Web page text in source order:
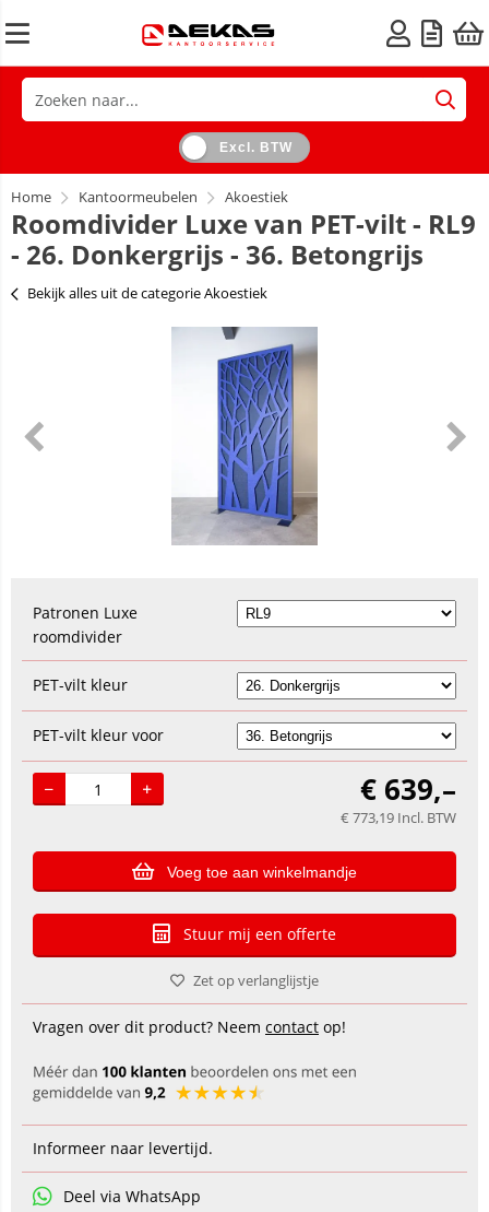
Excl. BTW
Home Kantoormeubelen Akoestiek
Roomdivider Luxe van PET-vilt - RL9
- 26. Donkergrijs - 36. Betongrijs
Bekijk alles uit de categorie Akoestiek
Patronen Luxe
roomdivider
PET-vilt kleur
PET-vilt kleur voor
€ 639,–
€ 773,19 Incl. BTW
Voeg toe aan winkelmandje
Stuur mij een offerte
Zet op verlanglijstje
Vragen over dit product? Neem contact op!
Informeer naar levertijd.
Deel via WhatsApp